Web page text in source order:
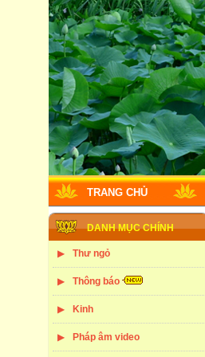
TRANG CHỦ
DANH MỤC CHÍNH
Thư ngỏ
Thông báo
Kinh
Pháp âm video